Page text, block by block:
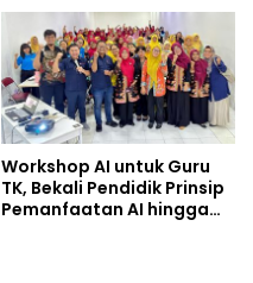
dan Perintis Kemerdekaan
Workshop AI untuk Guru
TK, Bekali Pendidik Prinsip
Pemanfaatan AI hingga